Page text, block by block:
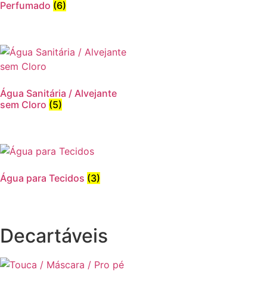
Perfumado (6)
Água Sanitária / Alvejante
sem Cloro (5)
Água para Tecidos (3)
Decartáveis